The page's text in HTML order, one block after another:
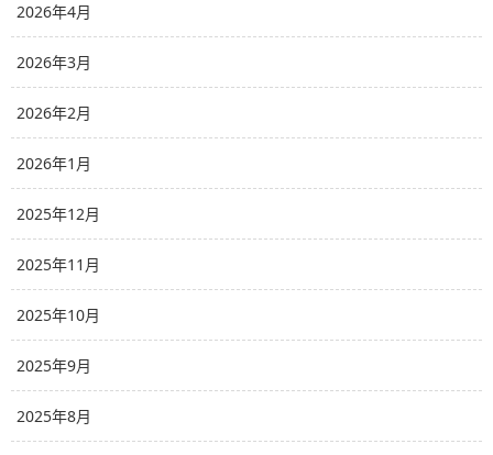
2026年4月
2026年3月
2026年2月
2026年1月
2025年12月
2025年11月
2025年10月
2025年9月
2025年8月